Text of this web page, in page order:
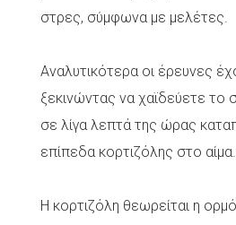
στρες, σύμφωνα με μελέτες.
Αναλυτικότερα οι έρευνες
ξεκινώντας να χαϊδεύετε το
σε λίγα λεπτά της ώρας
επίπεδα κορτιζόλης στο αίμα…
Η κορτιζόλη θεωρείται η